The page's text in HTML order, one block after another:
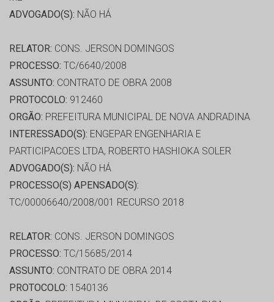
ADVOGADO(S): NÃO HÁ
RELATOR: CONS. JERSON DOMINGOS
PROCESSO: TC/6640/2008
ASSUNTO: CONTRATO DE OBRA 2008
PROTOCOLO: 912460
ORGÃO: PREFEITURA MUNICIPAL DE NOVA ANDRADINA
INTERESSADO(S): ENGEPAR ENGENHARIA E
PARTICIPACOES LTDA, ROBERTO HASHIOKA SOLER
ADVOGADO(S): NÃO HÁ
PROCESSO(S) APENSADO(S):
TC/00006640/2008/001 RECURSO 2018
RELATOR: CONS. JERSON DOMINGOS
PROCESSO: TC/15685/2014
ASSUNTO: CONTRATO DE OBRA 2014
PROTOCOLO: 1540136